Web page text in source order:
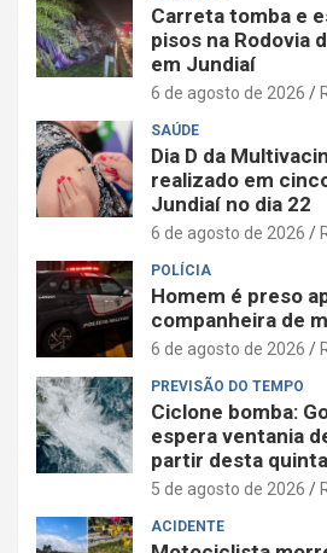
Carreta tomba e
pisos na Rodovia
em Jundiaí
6 de agosto de 2026
SAÚDE
Dia D da
realizado em
Jundiaí no dia 22
6 de agosto de 2026
POLÍCIA
Homem é preso
companheira de
6 de agosto de 2026
PREVISÃO DO TEMPO
Ciclone bomba:
espera ventania
partir desta
5 de agosto de 2026
ACIDENTE